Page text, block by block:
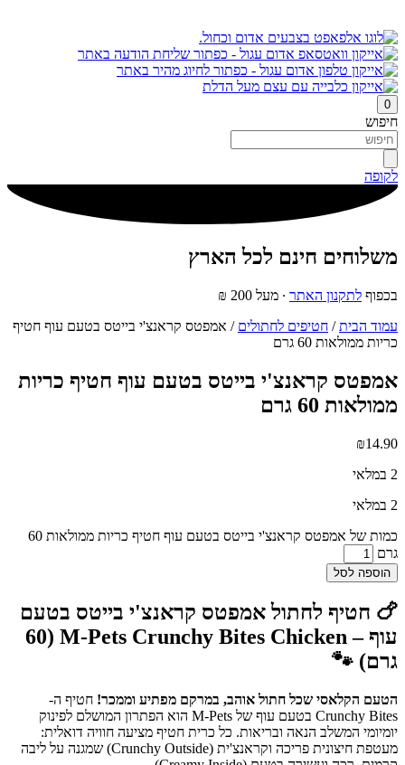
0
חיפוש
לקופה
משלוחים חינם לכל הארץ
בכפוף לתקנון האתר ∙ מעל 200 ₪
עמוד הבית/ חטיפים לחתולים / אמפטס קראנצ'י בייטס בטעם עוף חטיף
כריות ממולאות 60 גרם
אמפטס קראנצ'י בייטס בטעם עוף חטיף כריות
ממולאות 60 גרם
₪14.90
2 במלאי
2 במלאי
כמות של אמפטס קראנצ'י בייטס בטעם עוף חטיף כריות ממולאות 60
גרם
הוספה לסל
🍗 חטיף לחתול אמפטס קראנצ'י בייטס בטעם
עוף – M-Pets Crunchy Bites Chicken (60
גרם) 🐾
הטעם הקלאסי שכל חתול אוהב, במרקם מפתיע וממכר! חטיף ה-
Crunchy Bites בטעם עוף של M-Pets הוא הפתרון המושלם לפינוק
יומיומי המשלב הנאה ובריאות. כל כרית חטיף מציעה חוויה דואלית:
מעטפת חיצונית פריכה וקראנצ'ית (Crunchy Outside) שמגנה על ליבה